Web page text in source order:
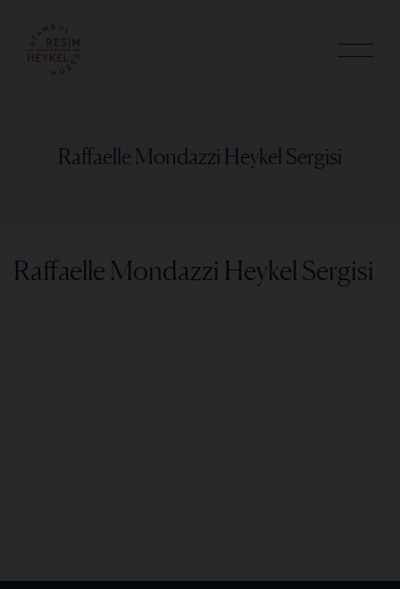
Raffaelle Mondazzi Heykel Sergisi
Raffaelle Mondazzi Heykel Sergisi